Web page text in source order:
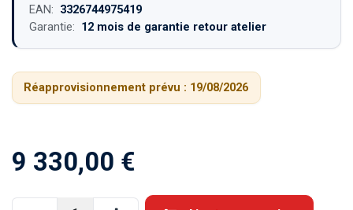
EAN: 3326744975419
Garantie: 12 mois de garantie retour atelier
Réapprovisionnement prévu : 19/08/2026
9 330,00 €